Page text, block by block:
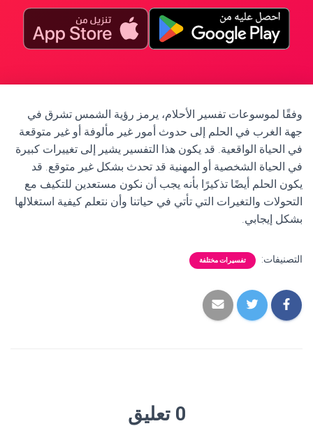
وفقًا لموسوعات تفسير الأحلام، يرمز رؤية الشمس تشرق في
جهة الغرب في الحلم إلى حدوث أمور غير مألوفة أو غير متوقعة
في الحياة الواقعية. قد يكون هذا التفسير يشير إلى تغييرات كبيرة
في الحياة الشخصية أو المهنية قد تحدث بشكل غير متوقع. قد
يكون الحلم أيضًا تذكيرًا بأنه يجب أن نكون مستعدين للتكيف مع
التحولات والتغيرات التي تأتي في حياتنا وأن نتعلم كيفية استغلالها
بشكل إيجابي.
التصنيفات: تفسيرات مختلفة
0 تعليق